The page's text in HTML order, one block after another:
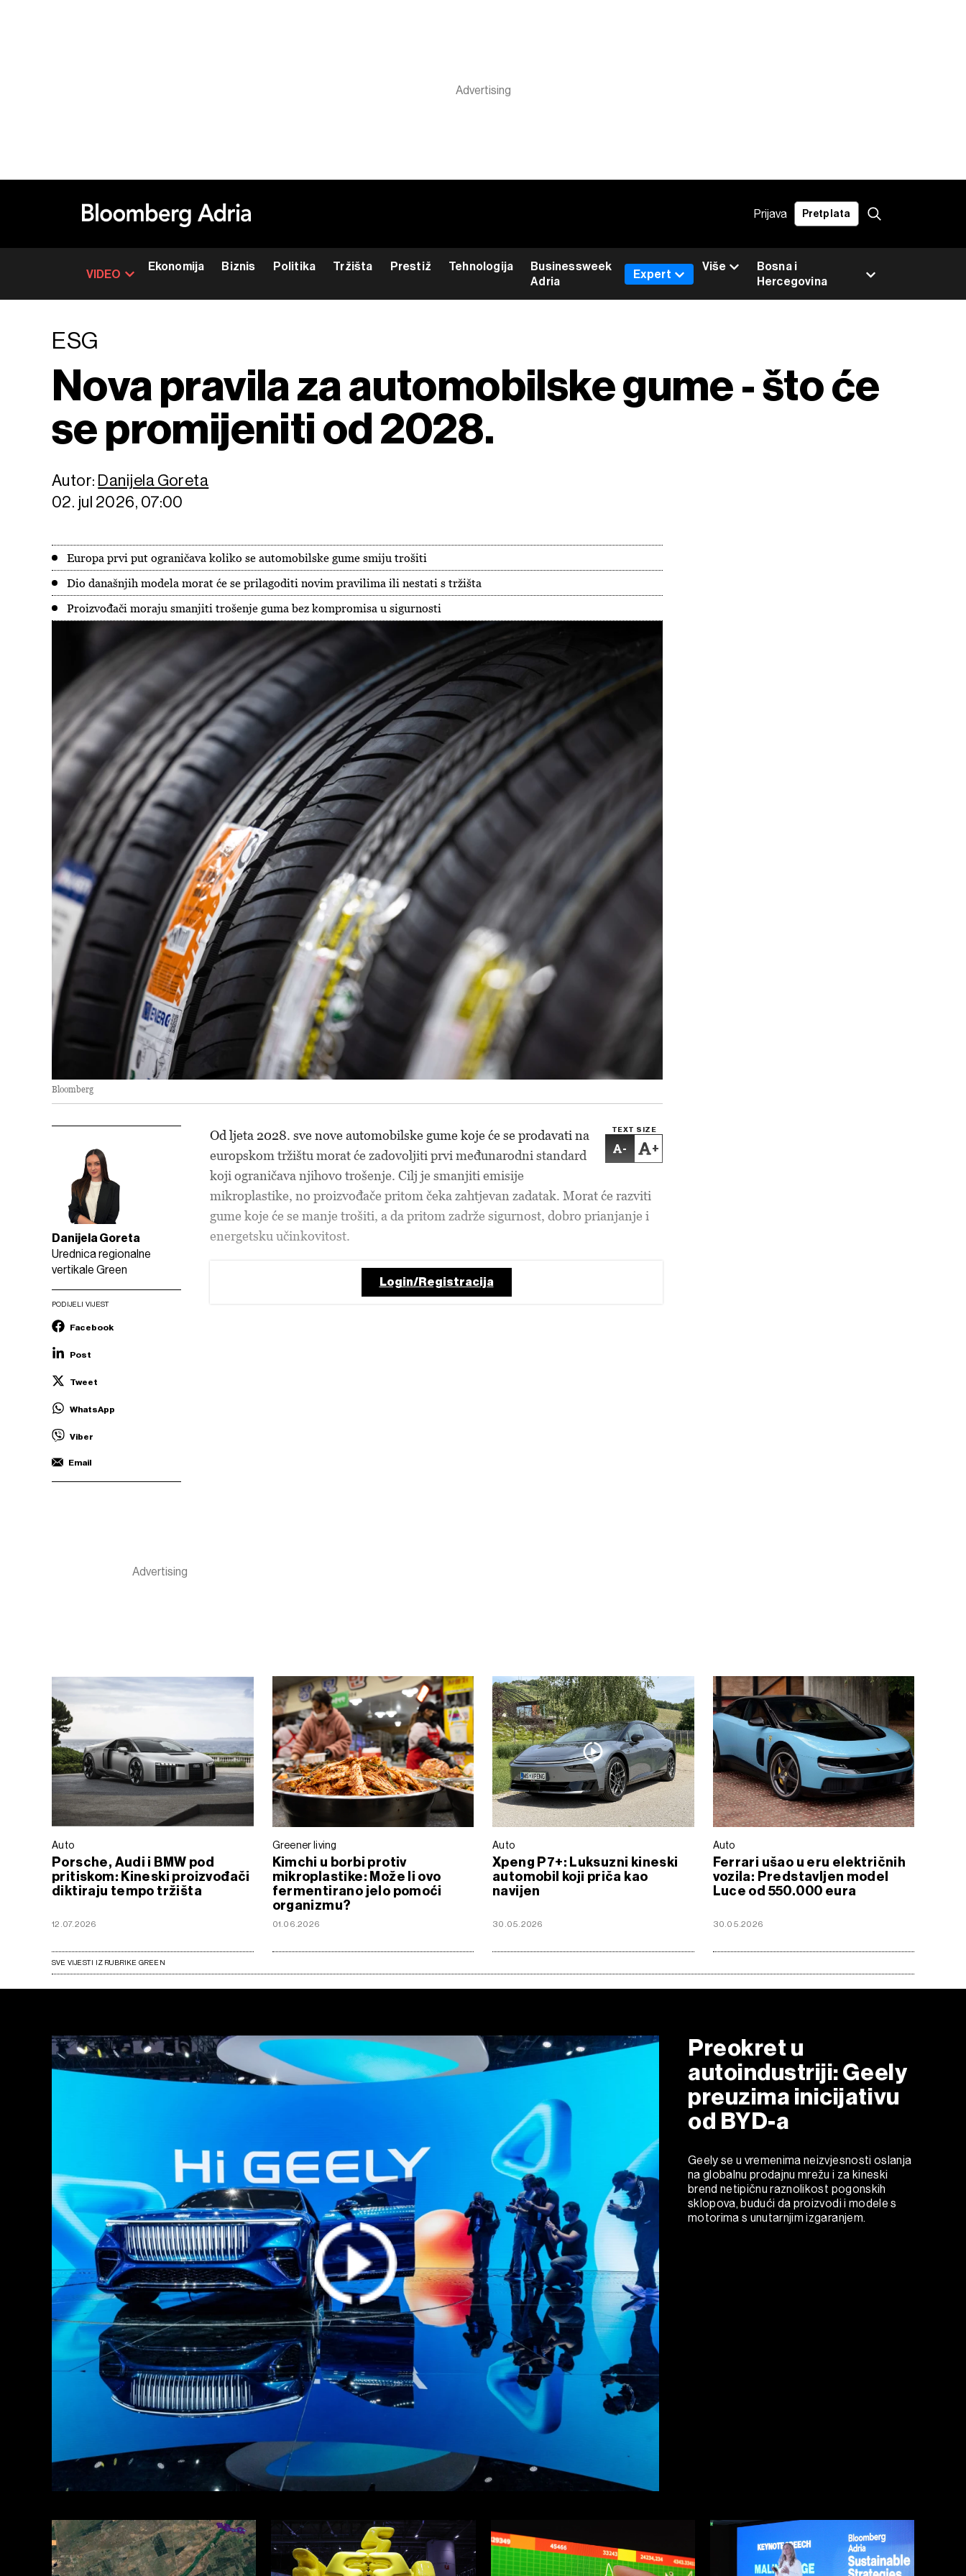
Prijava Pretplata
VIDEO
Ekonomija Biznis Politika Tržišta Prestiž Tehnologija
Businessweek
Adria
Bosna i
Hercegovina
Expert
Više
ESG
Nova pravila za automobilske gume - što će
se promijeniti od 2028.
Autor: Danijela Goreta
02. jul 2026, 07:00
Europa prvi put ograničava koliko se automobilske gume smiju trošiti
Dio današnjih modela morat će se prilagoditi novim pravilima ili nestati s tržišta
Proizvođači moraju smanjiti trošenje guma bez kompromisa u sigurnosti
Bloomberg
Danijela Goreta
Urednica regionalne
vertikale Green
PODIJELI VIJEST
Facebook
Post
Tweet
WhatsApp
Viber
Email
TEXT SIZE
- +
Od ljeta 2028. sve nove automobilske gume koje će se prodavati na
europskom tržištu morat će zadovoljiti prvi međunarodni standard
koji ograničava njihovo trošenje. Cilj je smanjiti emisije
mikroplastike, no proizvođače pritom čeka zahtjevan zadatak. Morat će razviti
gume koje će se manje trošiti, a da pritom zadrže sigurnost, dobro prianjanje i
energetsku učinkovitost.
Login/Registracija
Auto
Porsche, Audi i BMW pod
pritiskom: Kineski proizvođači
diktiraju tempo tržišta
12.07.2026
Greener living
Kimchi u borbi protiv
mikroplastike: Može li ovo
fermentirano jelo pomoći
organizmu?
01.06.2026
Auto
Xpeng P7+: Luksuzni kineski
automobil koji priča kao
navijen
30.05.2026
Auto
Ferrari ušao u eru električnih
vozila: Predstavljen model
Luce od 550.000 eura
30.05.2026
SVE VIJESTI IZ RUBRIKE GREEN
Preokret u
autoindustriji: Geely
preuzima inicijativu
od BYD-a
Geely se u vremenima neizvjesnosti oslanja
na globalnu prodajnu mrežu i za kineski
brend netipičnu raznolikost pogonskih
sklopova, budući da proizvodi i modele s
motorima s unutarnjim izgaranjem.